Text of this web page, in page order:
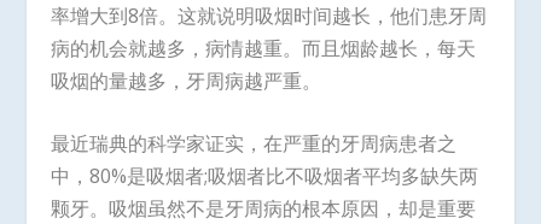
率增大到8倍。这就说明吸烟时间越长，他们患牙周
病的机会就越多，病情越重。而且烟龄越长，每天
吸烟的量越多，牙周病越严重。
最近瑞典的科学家证实，在严重的牙周病患者之
中，80%是吸烟者;吸烟者比不吸烟者平均多缺失两
颗牙。吸烟虽然不是牙周病的根本原因，却是重要